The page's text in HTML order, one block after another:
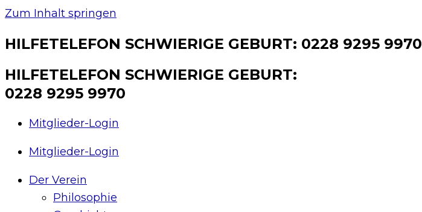
Zum Inhalt springen
HILFETELEFON SCHWIERIGE GEBURT: 0228 9295 9970
HILFETELEFON SCHWIERIGE GEBURT:
0228 9295 9970
Mitglieder-Login
Mitglieder-Login
Der Verein
Philosophie